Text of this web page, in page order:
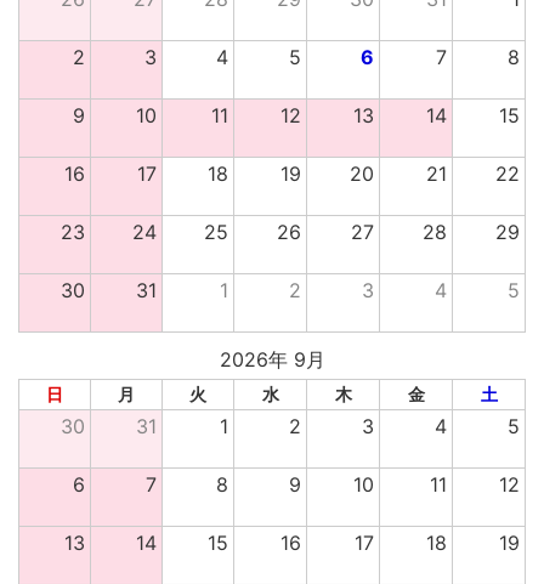
2 3 4 5 6 7 8
9 10 11 12 13 14 15
16 17 18 19 20 21 22
23 24 25 26 27 28 29
30 31 1 2 3 4 5
2026年 9月
日 月 火 水 木 金 土
30 31 1 2 3 4 5
6 7 8 9 10 11 12
13 14 15 16 17 18 19